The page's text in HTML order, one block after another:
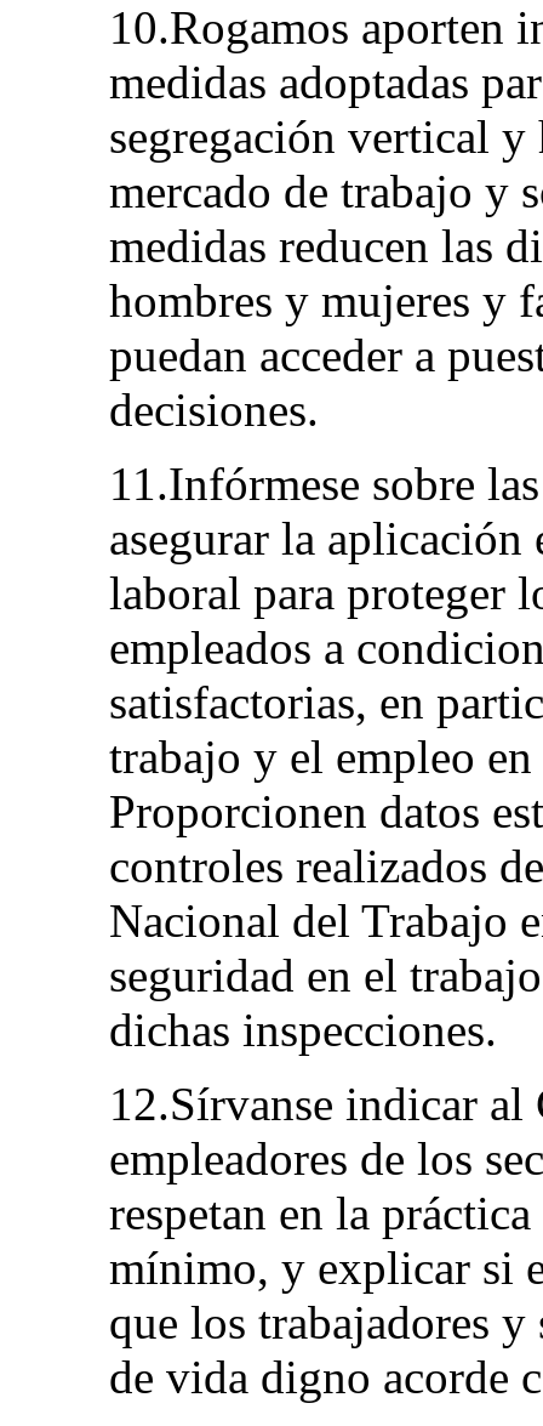
10.Rogamos aporten
medidas adoptadas
segregación vertical
mercado de trabajo y
medidas reducen las
hombres y mujeres y
puedan acceder a
decisiones.
11.Infórmese sobre
asegurar la
laboral para proteger
empleados a
satisfactorias, en
trabajo y el empleo
Proporcionen datos
controles realizados
Nacional del Trabajo
seguridad en el
dichas inspecciones.
12.Sírvanse indicar al
empleadores de los
respetan en la
mínimo, y explicar si
que los trabajadores
de vida digno acorde